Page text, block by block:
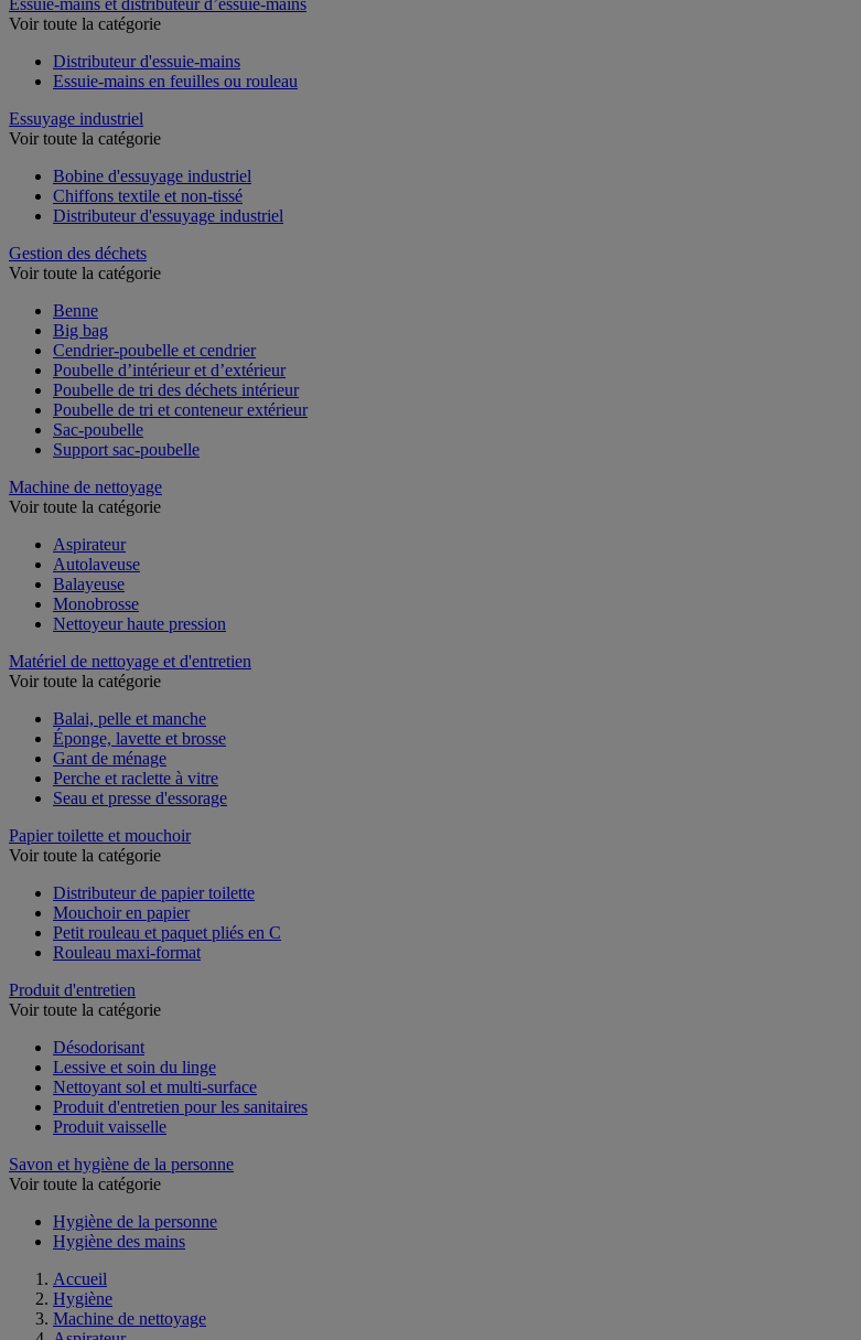
Essuie-mains et distributeur d’essuie-mains
Distributeur d'essuie-mains
Essuyage industriel
Bobine d'essuyage industriel
Chiffons textile et non-tissé
Gestion des déchets
Benne
Big bag
Cendrier-poubelle et cendrier
Poubelle d’intérieur et d’extérieur
Poubelle de tri des déchets intérieur
Poubelle de tri et conteneur extérieur
Sac-poubelle
Machine de nettoyage
Aspirateur
Autolaveuse
Balayeuse
Monobrosse
Matériel de nettoyage et d'entretien
Balai, pelle et manche
Éponge, lavette et brosse
Gant de ménage
Perche et raclette à vitre
Papier toilette et mouchoir
Distributeur de papier toilette
Mouchoir en papier
Petit rouleau et paquet pliés en C
Produit d'entretien
Désodorisant
Lessive et soin du linge
Nettoyant sol et multi-surface
Produit d'entretien pour les sanitaires
Savon et hygiène de la personne
Hygiène de la personne
Accueil
Hygiène
Machine de nettoyage